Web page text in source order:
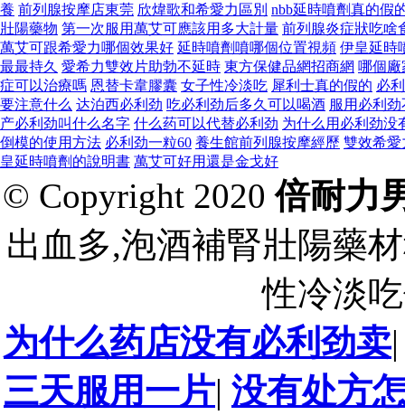
養 前列腺按摩店東莞 欣煒歌和希愛力區別 nbb延時噴劑真的假
壯陽藥物 第一次服用萬艾可應該用多大計量 前列腺炎症狀吃啥
萬艾可跟希愛力哪個效果好 延時噴劑噴哪個位置視頻 伊皇延時
最最持久 愛希力雙效片助勃不延時 東方保健品網招商網 哪個
症可以治療嗎 恩替卡韋膠囊 女子性冷淡吃 犀利士真的假的 必
要注意什么 达泊西必利劲 吃必利劲后多久可以喝酒 服用必利
产必利劲叫什么名字 什么药可以代替必利劲 为什么用必利劲没
倒模的使用方法 必利劲一粒60 養生館前列腺按摩經歷 雙效希愛
皇延時噴劑的說明書 萬艾可好用還是金戈好
© Copyright 2020倍耐力
出血多,泡酒補腎壯陽藥
性冷淡
为什么药店没有必利劲卖
三天服用一片| 没有处方